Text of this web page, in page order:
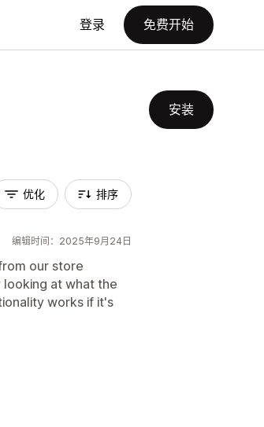
登录 免费开始
安装
优化 排序
编辑时间：2025年9月24日
our store
looking at what the
works if it's